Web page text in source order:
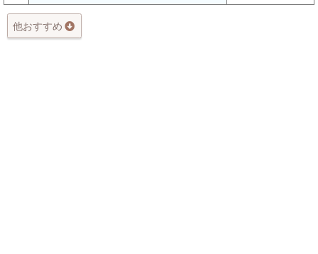
他おすすめ